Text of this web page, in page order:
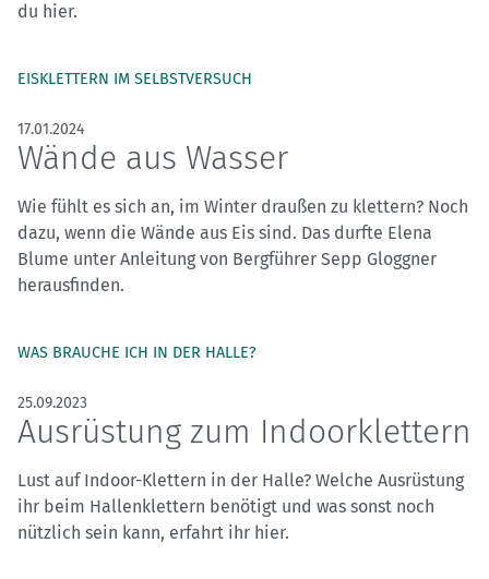
du hier.
EISKLETTERN IM SELBSTVERSUCH
17.01.2024
Wände aus Wasser
Wie fühlt es sich an, im Winter draußen zu klettern? Noch
dazu, wenn die Wände aus Eis sind. Das durfte Elena
Blume unter Anleitung von Bergführer Sepp Gloggner
herausfinden.
WAS BRAUCHE ICH IN DER HALLE?
25.09.2023
Ausrüstung zum Indoorklettern
Lust auf Indoor-Klettern in der Halle? Welche Ausrüstung
ihr beim Hallenklettern benötigt und was sonst noch
nützlich sein kann, erfahrt ihr hier.